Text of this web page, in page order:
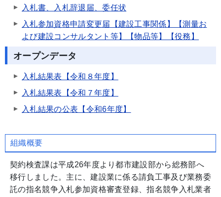
入札書、入札辞退届、委任状
入札参加資格申請変更届【建設工事関係】【測量お
よび建設コンサルタント等】【物品等】【役務】
オープンデータ
入札結果表【令和８年度】
入札結果表【令和７年度】
入札結果の公表【令和6年度】
組織概要
契約検査課は平成26年度より都市建設部から総務部へ
移行しました。主に、建設業に係る請負工事及び業務委
託の指名競争入札参加資格審査登録、指名競争入札業者